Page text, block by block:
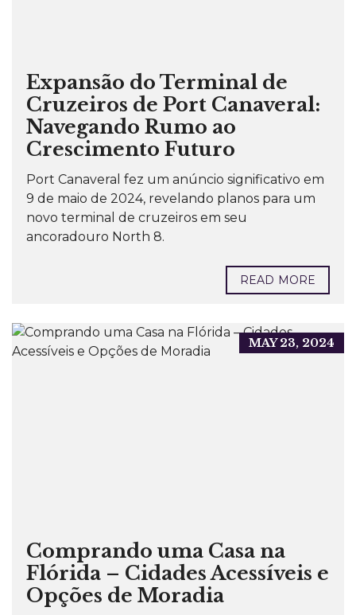
Expansão do Terminal de
Cruzeiros de Port Canaveral:
Navegando Rumo ao
Crescimento Futuro
Port Canaveral fez um anúncio significativo em
9 de maio de 2024, revelando planos para um
novo terminal de cruzeiros em seu
ancoradouro North 8.
READ MORE
MAY 23, 2024
Comprando uma Casa na
Flórida – Cidades Acessíveis e
Opções de Moradia